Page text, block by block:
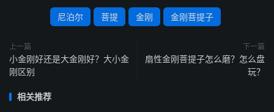
尼泊尔 菩提 金刚 金刚菩提子
上一篇
小金刚好还是大金刚好？大小金
刚区别
下一篇
扇性金刚菩提子怎么磨？怎么盘
玩？
相关推荐